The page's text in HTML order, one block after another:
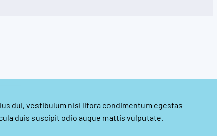
dui, vestibulum nisi litora condimentum egestas
duis suscipit odio augue mattis vulputate.